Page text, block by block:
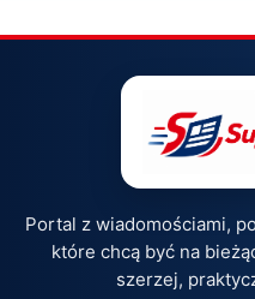
Portal z wiadomościami,
które chcą być na
szerzej,